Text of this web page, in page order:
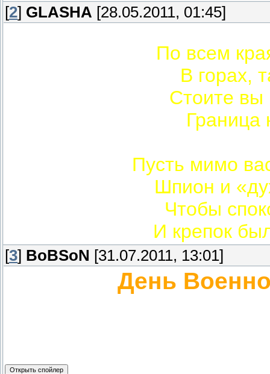
[2] GLASHA [28.05.2011, 01:45]
По всем
В горах,
Стоите вы
Граница
Пусть мимо
Шпион и
Чтобы
И крепок
[3] BoBSoN [31.07.2011, 13:01]
День